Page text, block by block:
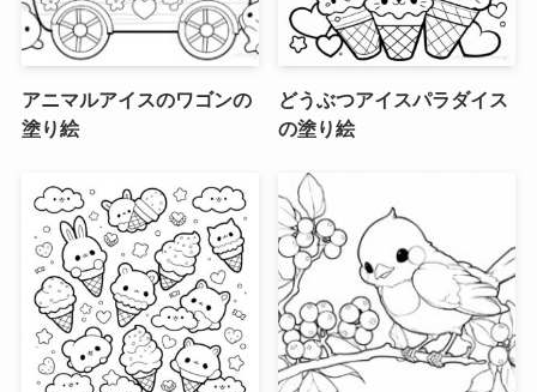
アニマルアイスのワゴンの
塗り絵
どうぶつアイスパラダイス
の塗り絵